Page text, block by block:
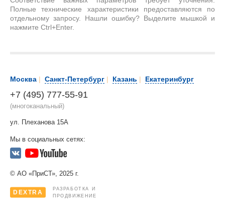
Полные технические характеристики предоставляются по
отдельному запросу. Нашли ошибку? Выделите мышкой и
нажмите Ctrl+Enter.
Москва | Санкт-Петербург | Казань | Екатеринбург
+7 (495) 777-55-91
(многоканальный)
ул. Плеханова 15А
Мы в социальных сетях:
© АО «ПриСТ», 2025 г.
DEXTRA
РАЗРАБОТКА И
ПРОДВИЖЕНИЕ